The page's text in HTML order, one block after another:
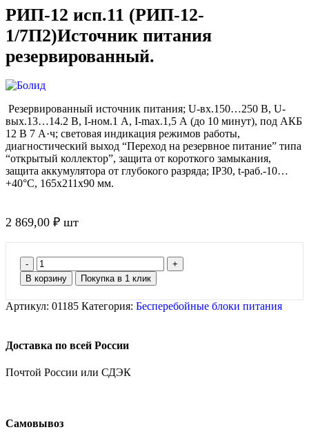
РИП-12 исп.11 (РИП-12-
1/7П2)Источник питания
резервированный.
Резервированный источник питания; U-вх.150…250 В, U-
вых.13…14.2 В, I-ном.1 А, I-max.1,5 А (до 10 минут), под АКБ
12 В 7 А·ч; световая индикация режимов работы,
диагностический выход “Переход на резервное питание” типа
“открытый коллектор”, защита от короткого замыкания,
защита аккумулятора от глубокого разряда; IP30, t-раб.-10…
+40°С, 165х211х90 мм.
2 869,00 ₽ шт
В корзину Покупка в 1 клик
Артикул: 01185 Категория: Бесперебойные блоки питания
Доставка по всей России
Почтой России или СДЭК
Самовывоз